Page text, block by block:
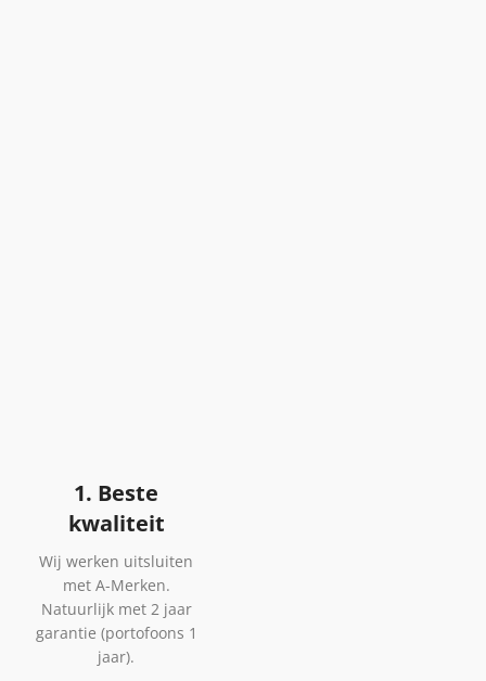
1. Beste
kwaliteit
Wij werken uitsluiten
met A-Merken.
Natuurlijk met 2 jaar
garantie (portofoons 1
jaar).